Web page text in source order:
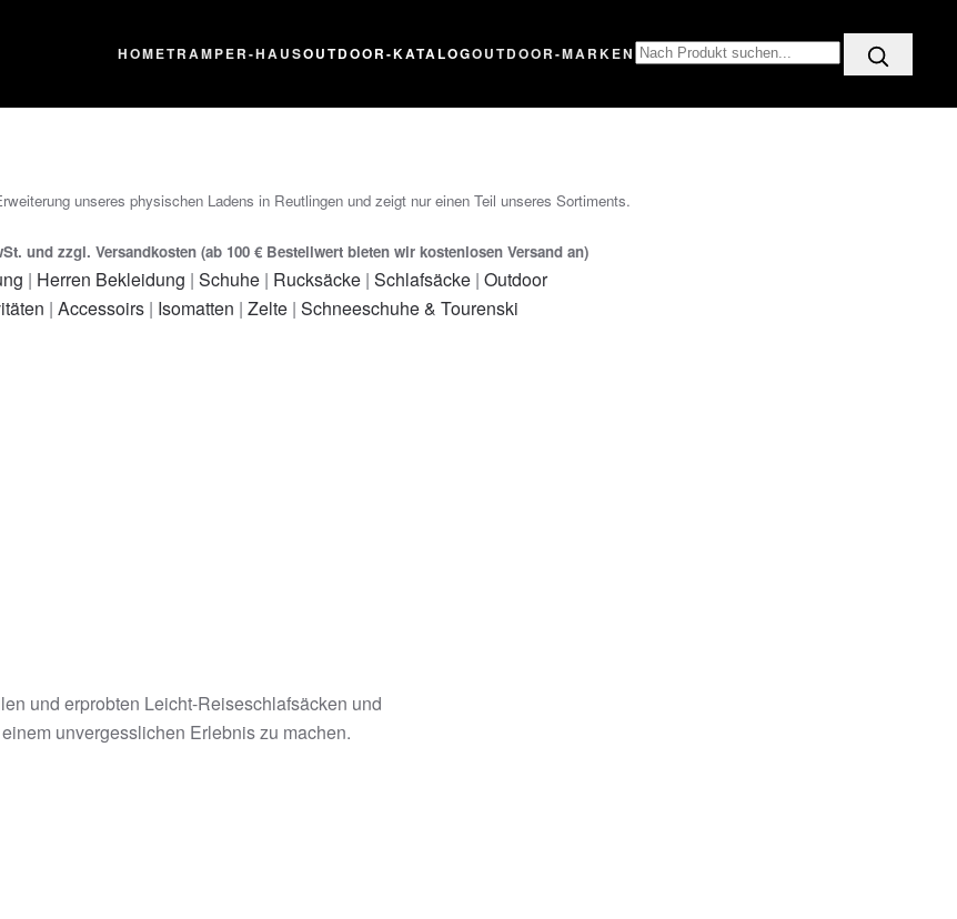
HOMETRAMPER-HAUSOUTDOOR-KATALOGOUTDOOR-MARKEN
unseres physischen Ladens in Reutlingen und zeigt nur einen Teil unseres Sortiments.
und zzgl. Versandkosten (ab 100 € Bestellwert bieten wir kostenlosen Versand an)
| Herren Bekleidung | Schuhe| Rucksäcke| Schlafsäcke| Outdoor
| Accessoirs | Isomatten | Zelte | Schneeschuhe & Tourenski
und erprobten Leicht-Reiseschlafsäcken und
unvergesslichen Erlebnis zu machen.